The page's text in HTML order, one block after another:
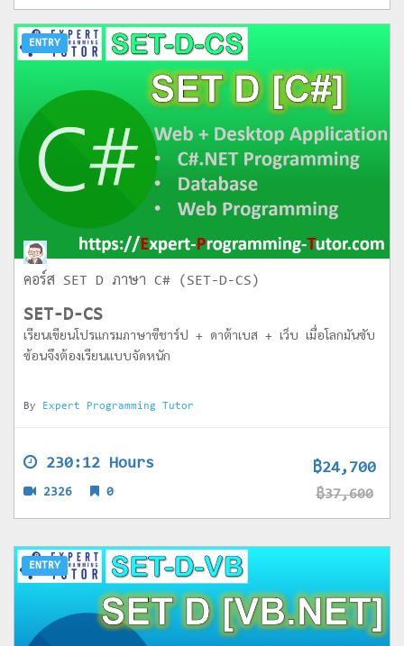
ENTRY
คอร์ส SET D ภาษา C# (SET-D-CS)
SET-D-CS
เรียนเขียนโปรแกรมภาษาซีชาร์ป + ดาต้าเบส + เว็บ เมื่อโลกมันซับ
ซ้อนจึงต้องเรียนแบบจัดหนัก
By Expert Programming Tutor
230:12 Hours ฿24,700
฿37,600
2326 0
ENTRY